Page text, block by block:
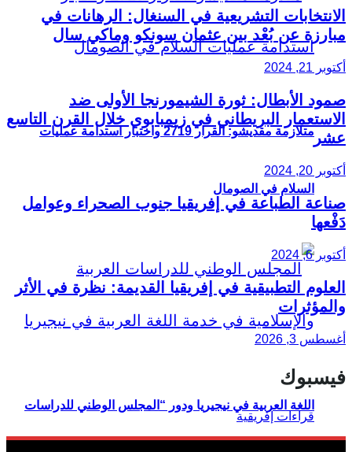
متلازمة مقديشو: القرار 2719 واختبار استدامة عمليات
السلام في الصومال
اللغة العربية في نيجيريا ودور “المجلس الوطني للدراسات
الانتخابات التشريعية في السنغال: الرهانات في
مبارزة عن بُعْد بين عثمان سونكو وماكي سال
أكتوبر 21, 2024
صمود الأبطال: ثورة الشيمورنجا الأولى ضد
الاستعمار البريطاني في زيمبابوي خلال القرن التاسع
عشر
أكتوبر 20, 2024
صناعة الطباعة في إفريقيا جنوب الصحراء وعوامل
دَفْعها
أكتوبر 6, 2024
العلوم التطبيقية في إفريقيا القديمة: نظرة في الأثر
والمؤثرات
أغسطس 3, 2026
فيسبوك